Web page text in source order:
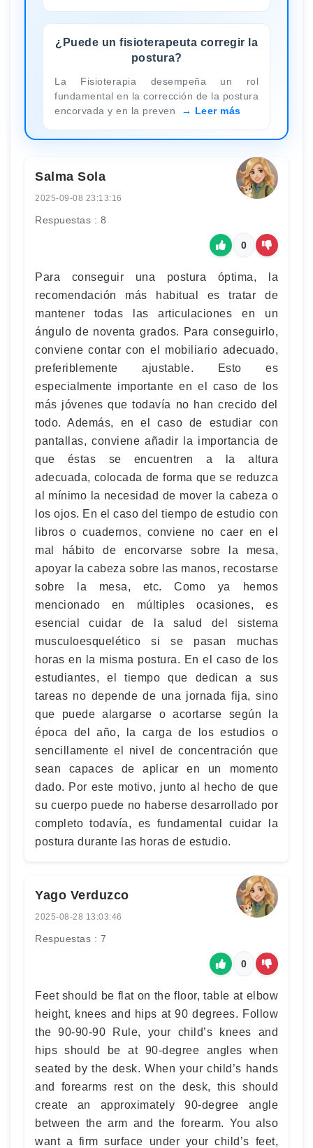
¿Puede un fisioterapeuta corregir la
postura?
La Fisioterapia desempeña un rol
fundamental en la corrección de la postura
encorvada y en la preven
Leer más
Salma Sola
2025-09-08 23:13:16
Respuestas : 8
0
Para conseguir una postura óptima, la
recomendación más habitual es tratar de
mantener todas las articulaciones en un
ángulo de noventa grados. Para conseguirlo,
conviene contar con el mobiliario adecuado,
preferiblemente ajustable. Esto es
especialmente importante en el caso de los
más jóvenes que todavía no han crecido del
todo. Además, en el caso de estudiar con
pantallas, conviene añadir la importancia de
que éstas se encuentren a la altura
adecuada, colocada de forma que se reduzca
al mínimo la necesidad de mover la cabeza o
los ojos. En el caso del tiempo de estudio con
libros o cuadernos, conviene no caer en el
mal hábito de encorvarse sobre la mesa,
apoyar la cabeza sobre las manos, recostarse
sobre la mesa, etc. Como ya hemos
mencionado en múltiples ocasiones, es
esencial cuidar de la salud del sistema
musculoesquelético si se pasan muchas
horas en la misma postura. En el caso de los
estudiantes, el tiempo que dedican a sus
tareas no depende de una jornada fija, sino
que puede alargarse o acortarse según la
época del año, la carga de los estudios o
sencillamente el nivel de concentración que
sean capaces de aplicar en un momento
dado. Por este motivo, junto al hecho de que
su cuerpo puede no haberse desarrollado por
completo todavía, es fundamental cuidar la
postura durante las horas de estudio.
Yago Verduzco
2025-08-28 13:03:46
Respuestas : 7
0
Feet should be flat on the floor, table at elbow
height, knees and hips at 90 degrees. Follow
the 90-90-90 Rule, your child’s knees and
hips should be at 90-degree angles when
seated by the desk. When your child’s hands
and forearms rest on the desk, this should
create an approximately 90-degree angle
between the arm and the forearm. You also
want a firm surface under your child’s feet,